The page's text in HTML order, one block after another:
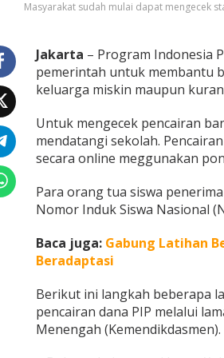
u
s
P
e
c
a
i
a
n
D
n
a
P
Masyarakat sudah mulai dapat mengecek
Jakarta – Program Indonesia
pemerintah untuk membantu
keluarga miskin maupun
Untuk mengecek pencairan
mendatangi sekolah.
secara online meggunakan
Para orang tua siswa
Nomor Induk Siswa Nasional
Baca juga: Gabung Latihan
Beradaptasi
Berikut ini langkah beberapa
pencairan dana PIP melalui
Menengah (Kemendikdasmen).